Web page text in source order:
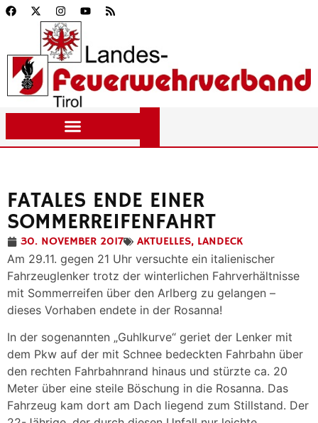
FATALES ENDE EINER
SOMMERREIFENFAHRT
30. NOVEMBER 2017 AKTUELLES, LANDECK
Am 29.11. gegen 21 Uhr versuchte ein italienischer
Fahrzeuglenker trotz der winterlichen Fahrverhältnisse
mit Sommerreifen über den Arlberg zu gelangen –
dieses Vorhaben endete in der Rosanna!
In der sogenannten „Guhlkurve“ geriet der Lenker mit
dem Pkw auf der mit Schnee bedeckten Fahrbahn über
den rechten Fahrbahnrand hinaus und stürzte ca. 20
Meter über eine steile Böschung in die Rosanna. Das
Fahrzeug kam dort am Dach liegend zum Stillstand. Der